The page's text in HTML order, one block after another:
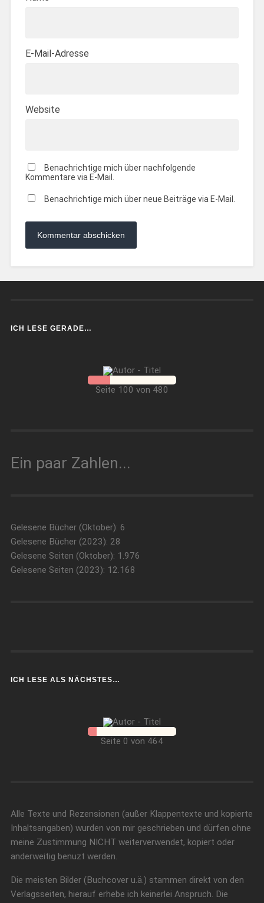
E-Mail-Adresse
Website
Benachrichtige mich über nachfolgende
Kommentare via E-Mail.
Benachrichtige mich über neue Beiträge via E-Mail.
ICH LESE GERADE…
Seite 100 von 480
Ein paar Zahlen...
Gelesene Bücher (Oktober): 6
Gelesene Bücher (2023): 28
Gelesene Seiten (Oktober): 1.976
Gelesene Seiten (2023): 12.168
ICH LESE ALS NÄCHSTES…
Seite 0 von 464
Alle Texte und Rezensionen (außer Klappentexte und kopierte
Inhaltsangaben) wurden von mir geschrieben und dürfen ohne
meine Zustimmung NICHT weiterverwendet, kopiert oder
anderweitig benuzt werden.
Die meisten Bilder (Buchcover u.ä.) stammen direkt von den
Verlagsseiten, hierauf erhebe ich keinerlei Anspruch. Die